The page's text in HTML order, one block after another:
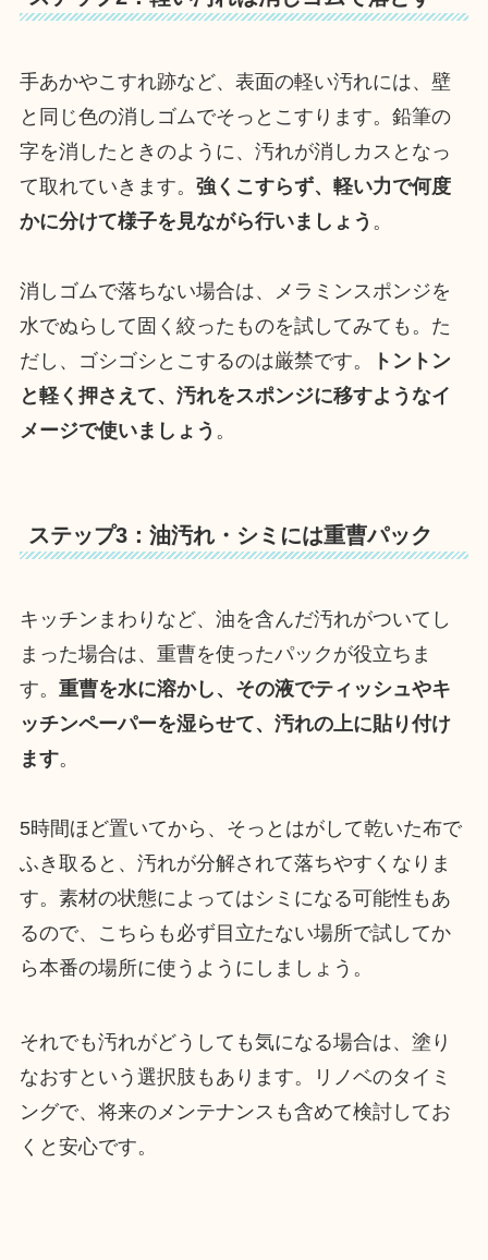
手あかやこすれ跡など、表面の軽い汚れには、壁
と同じ色の消しゴムでそっとこすります。鉛筆の
字を消したときのように、汚れが消しカスとなっ
て取れていきます。 強くこすらず、軽い力で何度
かに分けて様子を見ながら行いましょう 。
消しゴムで落ちない場合は、メラミンスポンジを
水でぬらして固く絞ったものを試してみても。た
だし、ゴシゴシとこするのは厳禁です。
トントン
と軽く押さえて、汚れをスポンジに移すようなイ
メージで使いましょう 。
ステップ3：油汚れ・シミには重曹パック
キッチンまわりなど、油を含んだ汚れがついてし
まった場合は、重曹を使ったパックが役立ちま
す。 重曹を水に溶かし、その液でティッシュやキ
ッチンペーパーを湿らせて、汚れの上に貼り付け
ます。
5時間ほど置いてから、そっとはがして乾いた布で
ふき取ると、汚れが分解されて落ちやすくなりま
す。素材の状態によってはシミになる可能性もあ
るので、こちらも必ず目立たない場所で試してか
ら本番の場所に使うようにしましょう。
それでも汚れがどうしても気になる場合は、塗り
なおすという選択肢もあります。リノベのタイミ
ングで、将来のメンテナンスも含めて検討してお
くと安心です。